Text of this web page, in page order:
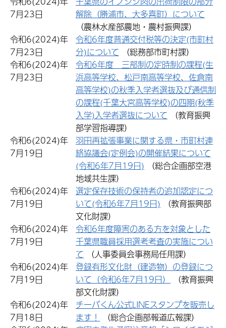
7月23日
解除（勝浦市、大多喜町）について
（農林水産部農地・農村振興課）
令和6(2024)年
7月23日
令和6年度普通交付税等の決定(市町村
分)について （総務部市町村課）
令和6(2024)年
7月23日
令和6年度 三部制の定時制の課程(生
浜高等学校、松戸南高等学校、佐倉南
高等学校)の秋季入学者選抜及び通信制
の課程(千葉大宮高等学校)の四期(秋季
入学)入学者選抜について （教育振興
部学習指導課）
令和6(2024)年
7月19日
羽田再拡張事業に関する県・市町村連
絡協議会(定例会)の開催結果について
(令和6年7月19日) （総合企画部空港
地域共生課）
令和6(2024)年
7月19日
選定保存技術の保持者の追加認定につ
いて(令和6年7月19日) （教育振興部
文化財課）
令和6(2024)年
7月19日
令和6年度障害のある方を対象とした
千葉県職員採用選考考査の実施につい
て （人事委員会事務局任用課）
令和6(2024)年
7月19日
登録有形文化財（建造物）の登録につ
いて（令和6年7月19日）
（教育振興
部文化財課）
令和6(2024)年
7月18日
チーバくん公式LINEスタンプを販売し
ます！
（総合企画部報道広報課）